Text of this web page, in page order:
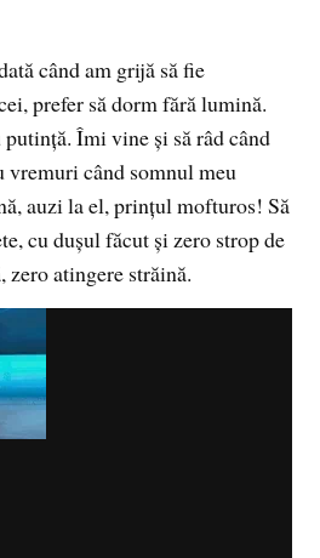
când am grijă să fie
prefer să dorm fără lumină.
Îmi vine și să râd când
vremuri când somnul meu
auzi la el, prințul mofturos! Să
cu dușul făcut și zero strop de
atingere străină.